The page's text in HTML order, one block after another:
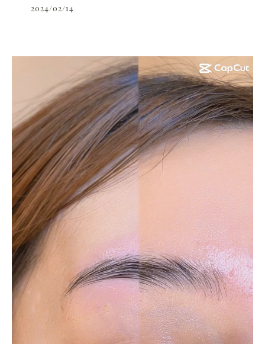
2024/02/14